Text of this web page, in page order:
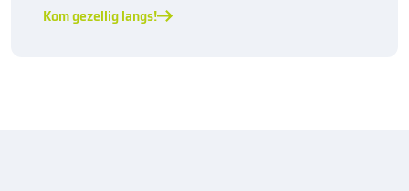
Kom gezellig langs!